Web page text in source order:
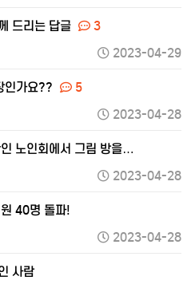
드리는 답글
3
2023-04-29
인가요??
5
2023-04-28
노인회에서 그림 방을…
2023-04-28
40명 돌파!
2023-04-28
사람